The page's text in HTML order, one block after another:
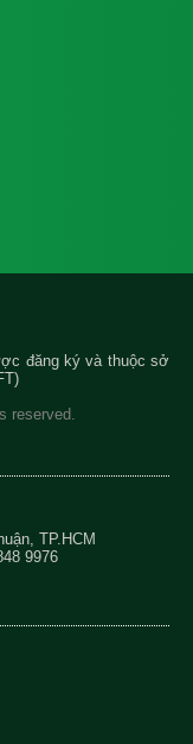
đăng ký và thuộc sở
reserved.
TP.HCM
9976